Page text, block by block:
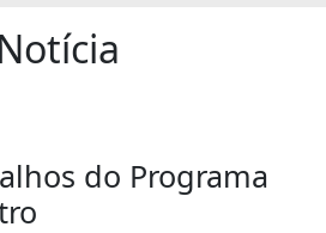
Notícia
do Programa